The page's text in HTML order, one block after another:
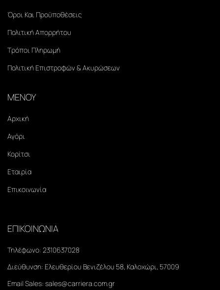
Όροι Και Προϋποθέσεις
Πολιτική Απορρήτου
Τρόποι Πληρωμή
Πολιτική Επιστροφών & Ακυρώσεων
ΜΕΝΟΥ
Αρχική
Αγόρι
Κορίτσι
Εταιρία
Επικοινωνία
ΕΠΙΚΟΙΝΩΝΙΑ
Τηλέφωνο: 2310637028
Διεύθυνση: Ελευθερίου Βενιζέλου 58, Καλοχώρι, 57009
Email Sales: sales@carriera.com.gr